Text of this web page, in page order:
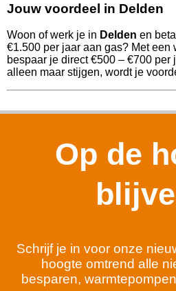
Jouw voordeel in Delden
Woon of werk je in Delden en
€1.500 per jaar aan gas? Met een
bespaar je direct €500 – €700 per
alleen maar stijgen, wordt je
Op de
Schrijf je in voor onze
hoogte omtrend alle
besparen,